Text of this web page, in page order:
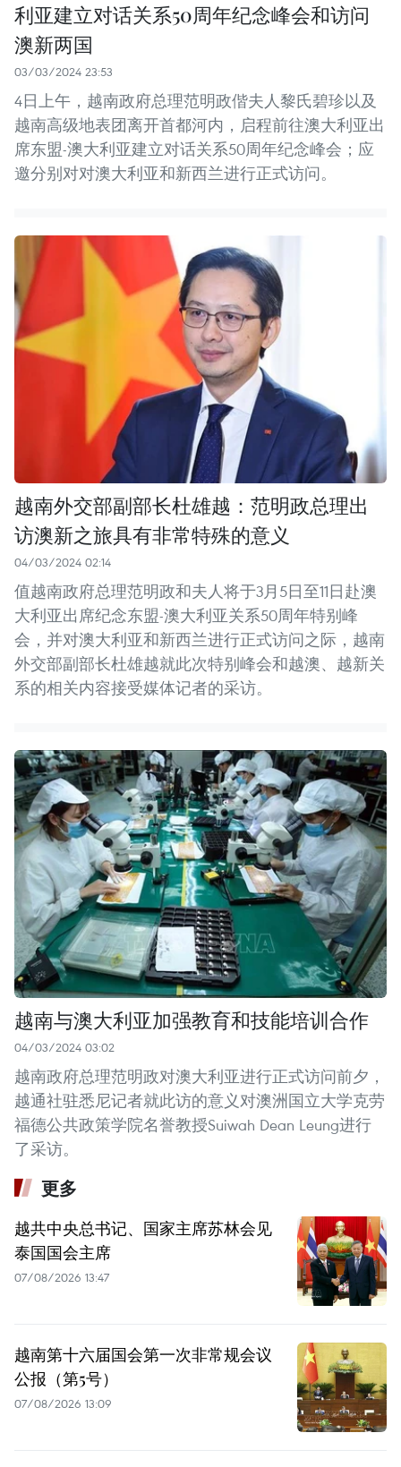
利亚建立对话关系50周年纪念峰会和访问
澳新两国
03/03/2024 23:53
4日上午，越南政府总理范明政偕夫人黎氏碧珍以及
越南高级地表团离开首都河内，启程前往澳大利亚出
席东盟-澳大利亚建立对话关系50周年纪念峰会；应
邀分别对对澳大利亚和新西兰进行正式访问。
越南外交部副部长杜雄越：范明政总理出
访澳新之旅具有非常特殊的意义
04/03/2024 02:14
值越南政府总理范明政和夫人将于3月5日至11日赴澳
大利亚出席纪念东盟-澳大利亚关系50周年特别峰
会，并对澳大利亚和新西兰进行正式访问之际，越南
外交部副部长杜雄越就此次特别峰会和越澳、越新关
系的相关内容接受媒体记者的采访。
越南与澳大利亚加强教育和技能培训合作
04/03/2024 03:02
越南政府总理范明政对澳大利亚进行正式访问前夕，
越通社驻悉尼记者就此访的意义对澳洲国立大学克劳
福德公共政策学院名誉教授Suiwah Dean Leung进行
了采访。
更多
越共中央总书记、国家主席苏林会见
泰国国会主席
07/08/2026 13:47
越南第十六届国会第一次非常规会议
公报（第5号）
07/08/2026 13:09